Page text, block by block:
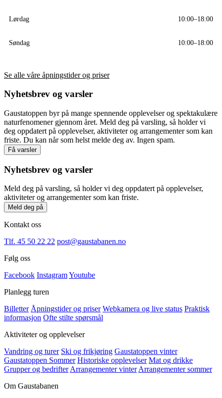
Lørdag 10:00–18:00
Søndag 10:00–18:00
Se alle våre åpningstider og priser
Nyhetsbrev og varsler
Gaustatoppen byr på mange spennende opplevelser og spektakulære
naturfenomener gjennom året. Meld deg på varsling, så holder vi
deg oppdatert på opplevelser, aktiviteter og arrangementer som kan
friste. Du kan når som helst melde deg av. Ingen spam.
Få varsler
Nyhetsbrev og varsler
Meld deg på varsling, så holder vi deg oppdatert på opplevelser,
aktiviteter og arrangementer som kan friste.
Meld deg på
Kontakt oss
Tlf. 45 50 22 22 post@gaustabanen.no
Følg oss
Facebook InstagramYoutube
Planlegg turen
Billetter Åpningstider og priser Webkamera og live status Praktisk
informasjon Ofte stilte spørsmål
Aktiviteter og opplevelser
Vandring og turer Ski og frikjøring Gaustatoppen vinter
Gaustatoppen Sommer Historiske opplevelser Mat og drikke
Grupper og bedrifterArrangementer vinterArrangementer sommer
Om Gaustabanen